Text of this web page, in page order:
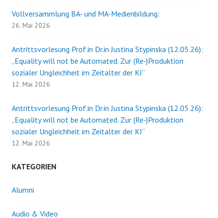
Vollversammlung BA- und MA-Medienbildung:
26. Mai 2026
Antrittsvorlesung Prof.in Dr.in Justina Stypinska (12.05.26):
„Equality will not be Automated. Zur (Re-)Produktion
sozialer Ungleichheit im Zeitalter der KI“
12. Mai 2026
Antrittsvorlesung Prof.in Dr.in Justina Stypinska (12.05.26):
„Equality will not be Automated. Zur (Re-)Produktion
sozialer Ungleichheit im Zeitalter der KI“
12. Mai 2026
KATEGORIEN
Alumni
Audio & Video